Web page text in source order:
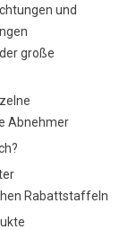
und
große
Abnehmer
Rabattstaffeln